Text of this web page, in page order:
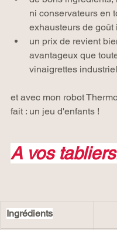
ni conservateurs en
exhausteurs de goût
un prix de revient
avantageux que
vinaigrettes
et avec mon robot
fait : un jeu d'enfants !
A vos
Ingrédients